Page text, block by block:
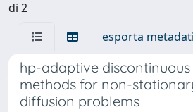
di 2
esporta metadati
hp-adaptive discontinuous
methods for non-
diffusion problems